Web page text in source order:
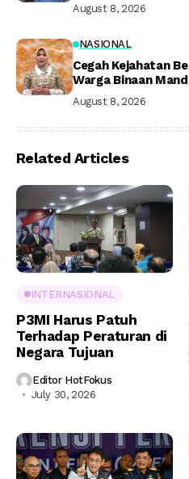
August 8, 2026
NASIONAL
Cegah Kejahatan
Warga Binaan
August 8, 2026
Related Articles
INTERNASIONAL
P3MI Harus Patuh
Terhadap Peraturan di
Negara Tujuan
Editor HotFokus
July 30, 2026